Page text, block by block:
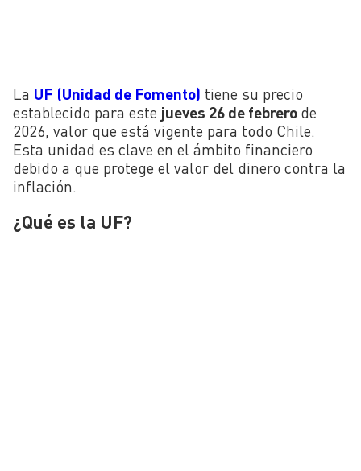
La UF (Unidad de Fomento) tiene su precio
establecido para este jueves 26 de febrero de
2026, valor que está vigente para todo Chile.
Esta unidad es clave en el ámbito financiero
debido a que protege el valor del dinero contra la
inflación.
¿Qué es la UF?